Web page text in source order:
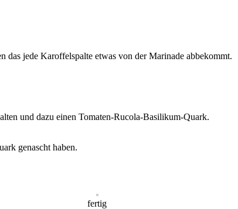
jede Karoffelspalte etwas von der Marinade abbekommt.
und dazu einen Tomaten-Rucola-Basilikum-Quark.
genascht haben.
fertig